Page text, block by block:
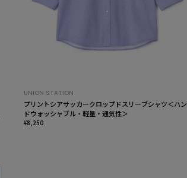
UNION STATION
プリントシアサッカークロップドスリーブシャツ＜ハン
ドウォッシャブル・軽量・通気性＞
¥8,250